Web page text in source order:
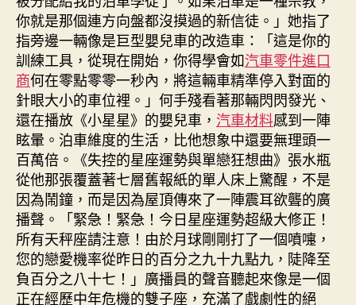
你就是那個連方向盤都沒摸過的新信徒。」她指了
指旁邊一輛像是巨型嬰兒車的改造車：「這是你的
訓練工具，從現在開始，你得學會如汽車零件進口
商何在零點零零一秒內，將這輛車精準停入對面的
針眼大小的車位裡。」何手殘看著那輛閃閃發光、
還在播放《小星星》的嬰兒車， 汽車材料感到一陣
眩暈。泊車維度的生活，比他想象中還要無理頭一
百萬倍。《失控的星座運勢與單戀狂想曲》張水瓶
從他那張覆蓋著七層舊報紙的單人床上驚醒，不是
因為鬧鐘，而是因為屋頂傳來了一陣震耳欲聾的廣
播聲。「緊急！緊急！今日星座運勢超級大修正！
所有天秤座請注意！由於月球剛剛打了一個噴嚏，
您的戀愛機率從昨日的百分之九十九點九，陡降至
負百分之八十七！」廣播員的聲音聽起來像是一個
正在經歷中年危機的雙子座，充滿了戲劇性的絕